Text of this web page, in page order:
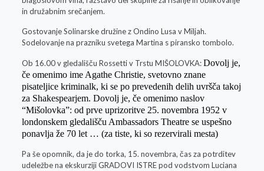
in družabnim srečanjem.
Gostovanje Solinarske družine z Ondino Lusa v Miljah.
Sodelovanje na prazniku svetega Martina s piransko tombolo.
Ob 16.00 v gledališču Rossetti v Trstu MIŠOLOVKA:Dovolj je,
če omenimo ime Agathe Christie, svetovno znane
pisateljice kriminalk, ki se po prevedenih delih uvršča takoj
za Shakespearjem. Dovolj je, če omenimo naslov
“Mišolovka”: od prve uprizoritve 25. novembra 1952 v
londonskem gledališču Ambassadors Theatre se uspešno
ponavlja že 70 let … (za tiste, ki so rezervirali mesta)
Pa še opomnik, da je do torka, 15. novembra, čas za potrditev
udeležbe na ekskurziji GRADOVI ISTRE pod vodstvom Luciana